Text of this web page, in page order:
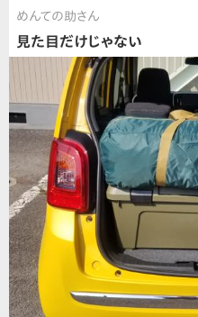
めんての助さん
見た目だけじゃない